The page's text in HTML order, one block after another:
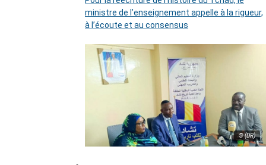
ministre de l’enseignement appelle à la rigueur,
à l’écoute et au consensus
© (DR)